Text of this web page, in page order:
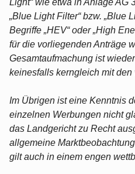
Light“ wie etwa in Anlage AG
„Blue Light Filter“ bzw. „Blue
Begriffe „HEV“ oder „High
für die vorliegenden Anträge
Gesamtaufmachung ist
keinesfalls kerngleich mit den
Im Übrigen ist eine Kenntnis
einzelnen Werbungen nicht
das Landgericht zu Recht
allgemeine
gilt auch in einem engen